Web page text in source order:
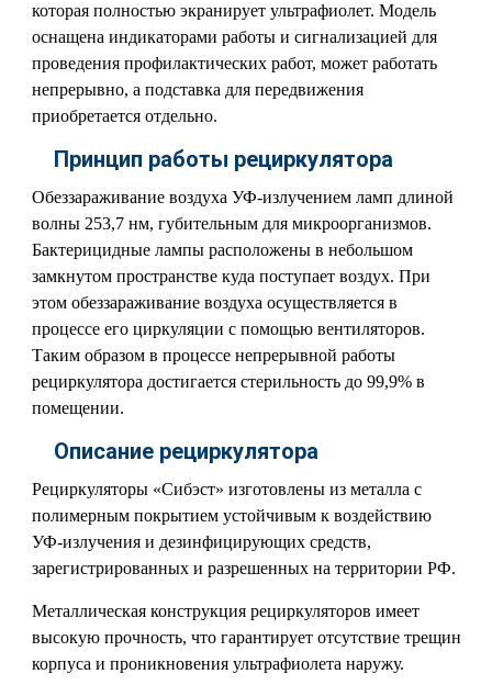
которая полностью экранирует ультрафиолет. Модель
оснащена индикаторами работы и сигнализацией для
проведения профилактических работ, может работать
непрерывно, а подставка для передвижения
приобретается отдельно.
Принцип работы рециркулятора
Обеззараживание воздуха УФ-излучением ламп длиной
волны 253,7 нм, губительным для микроорганизмов.
Бактерицидные лампы расположены в небольшом
замкнутом пространстве куда поступает воздух. При
этом обеззараживание воздуха осуществляется в
процессе его циркуляции с помощью вентиляторов.
Таким образом в процессе непрерывной работы
рециркулятора достигается стерильность до 99,9% в
помещении.
Описание рециркулятора
Рециркуляторы «Сибэст» изготовлены из металла с
полимерным покрытием устойчивым к воздействию
УФ-излучения и дезинфицирующих средств,
зарегистрированных и разрешенных на территории РФ.
Металлическая конструкция рециркуляторов имеет
высокую прочность, что гарантирует отсутствие трещин
корпуса и проникновения ультрафиолета наружу.